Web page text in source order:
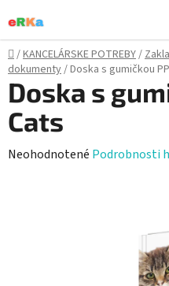
na
obsah
Domov
/KANCELÁRSKE POTREBY/
dokumenty/Doska s gumičkou
Doska s
Cats
Priemerné
Neohodnotené Podrobnosti